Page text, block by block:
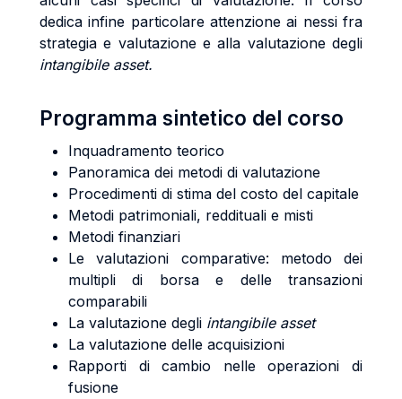
dedica infine particolare attenzione ai nessi fra
strategia e valutazione e alla valutazione degli
intangibile asset.
Programma sintetico del corso
Inquadramento teorico
Panoramica dei metodi di valutazione
Procedimenti di stima del costo del capitale
Metodi patrimoniali, reddituali e misti
Metodi finanziari
Le valutazioni comparative: metodo dei
multipli di borsa e delle transazioni
comparabili
La valutazione degli intangibile asset
La valutazione delle acquisizioni
Rapporti di cambio nelle operazioni di
fusione